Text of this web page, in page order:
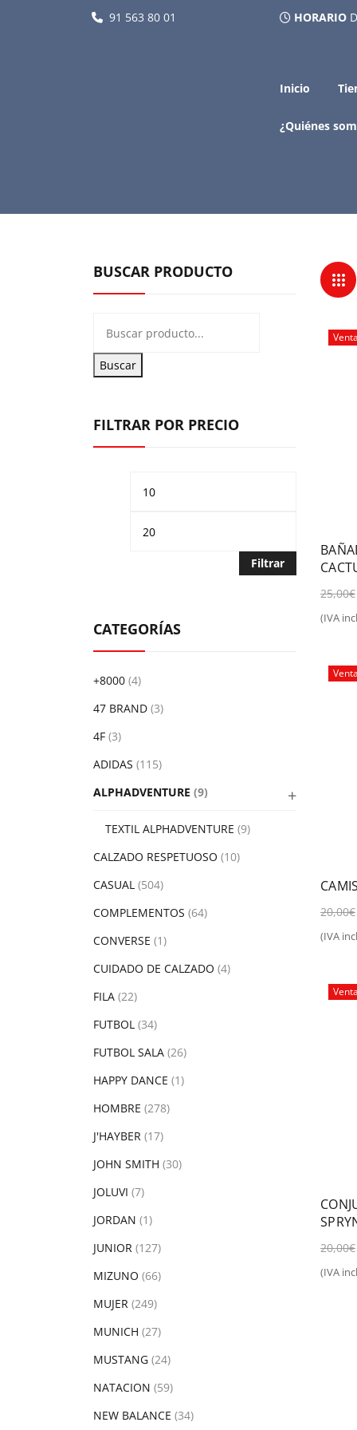
91 563 80 01 HORARIO
Inicio
¿Quiénes
Venta
25,00€
(IVA
Venta
20,00€
(IVA
Venta
20,00€
(IVA
BUSCAR PRODUCTO
Buscar
FILTRAR POR PRECIO
Precio
Filtrar
CATEGORÍAS
+8000 (4)
47 BRAND (3)
4F (3)
ADIDAS (115)
ALPHADVENTURE (9)
TEXTIL ALPHADVENTURE (9)
CALZADO RESPETUOSO (10)
CASUAL (504)
COMPLEMENTOS (64)
CONVERSE (1)
CUIDADO DE CALZADO (4)
FILA (22)
FUTBOL (34)
FUTBOL SALA (26)
HAPPY DANCE (1)
HOMBRE (278)
J'HAYBER (17)
JOHN SMITH (30)
JOLUVI (7)
JORDAN (1)
JUNIOR (127)
MIZUNO (66)
MUJER (249)
MUNICH (27)
MUSTANG (24)
NATACION (59)
NEW BALANCE (34)